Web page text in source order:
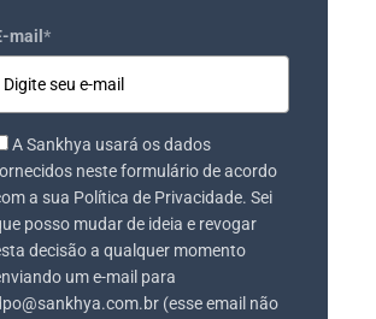
mail *
A Sankhya usará os dados
neste formulário de acordo
a sua Política de Privacidade. Sei
posso mudar de ideia e revogar
decisão a qualquer momento
um e-mail para
(esse email não